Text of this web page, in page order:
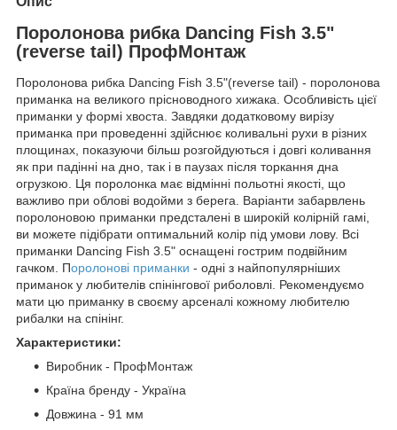
Поролонова рибка Dancing Fish 3.5"
(reverse tail) ПрофМонтаж
Поролонова рибка Dancing Fish 3.5"(reverse tail) - поролонова
приманка на великого прісноводного хижака. Особливість цієї
приманки у формі хвоста. Завдяки додатковому вирізу
приманка при проведенні здійснює коливальні рухи в різних
площинах, показуючи більш розгойдуються і довгі коливання
як при падінні на дно, так і в паузах після торкання дна
огрузкою. Ця поролонка має відмінні польотні якості, що
важливо при облові водойми з берега. Варіанти забарвлень
поролоновою приманки предсталені в широкій колірній гамі,
ви можете підібрати оптимальний колір під умови лову. Всі
приманки Dancing Fish 3.5" оснащені гострим подвійним
гачком. Поролонові приманки - одні з найпопулярніших
приманок у любителів спінінгової риболовлі. Рекомендуємо
мати цю приманку в своєму арсеналі кожному любителю
рибалки на спінінг.
Характеристики:
Виробник - ПрофМонтаж
Країна бренду - Україна
Довжина - 91 мм